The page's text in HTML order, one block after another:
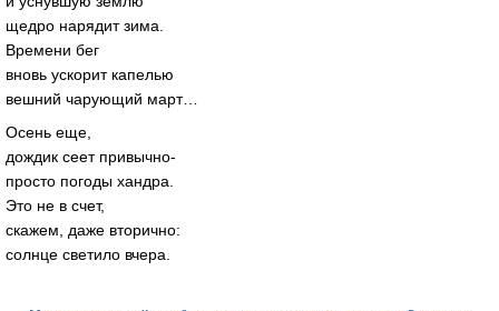
щедро нарядит зима.
Времени бег
вновь ускорит капелью
вешний чарующий март…
Осень еще,
дождик сеет привычно-
просто погоды хандра.
Это не в счет,
скажем, даже вторично:
солнце светило вчера.